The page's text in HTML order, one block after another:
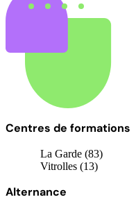
Centres de formations
La Garde (83)
Vitrolles (13)
Alternance